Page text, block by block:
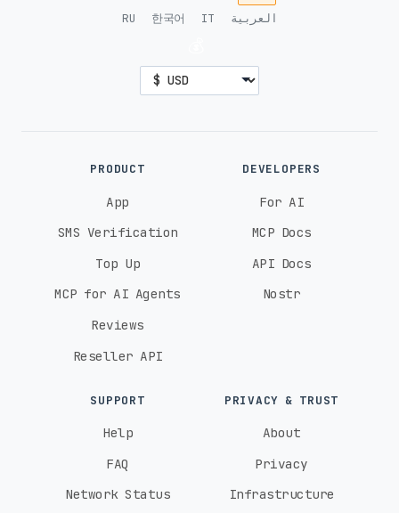
RU
한국어 IT العربية
PRODUCT
App
SMS Verification
Top Up
MCP for AI Agents
Reviews
Reseller API
DEVELOPERS
For AI
MCP Docs
API Docs
Nostr
SUPPORT
Help
FAQ
Network Status
PRIVACY & TRUST
About
Privacy
Infrastructure